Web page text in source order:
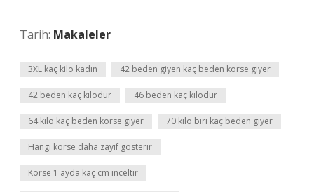
Tarih: Makaleler
3XL kaç kilo kadın 42 beden giyen kaç beden korse giyer
42 beden kaç kilodur 46 beden kaç kilodur
64 kilo kaç beden korse giyer 70 kilo biri kaç beden giyer
Hangi korse daha zayıf gösterir
Korse 1 ayda kaç cm inceltir